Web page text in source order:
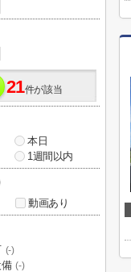
21件が該当
本日
1週間以内
動画あり
(-)
(-)